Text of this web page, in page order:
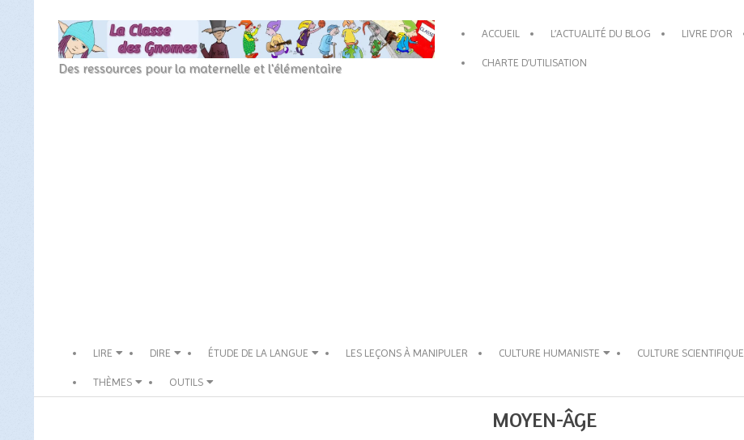
La
Des ressources pour la maternelle et l'élémentaire
Primary
Menu
ACCUEIL L’ACTUALITÉ DU BLOG LIVRE D’OR
CHARTE D’UTILISATION
LIRE DIRE ÉTUDE DE LA LANGUE LES LEÇONS À MANIPULER CULTURE HUMANISTE CULTURE SCIENTIFIQUE
THÈMES OUTILS
MOYEN-ÂGE